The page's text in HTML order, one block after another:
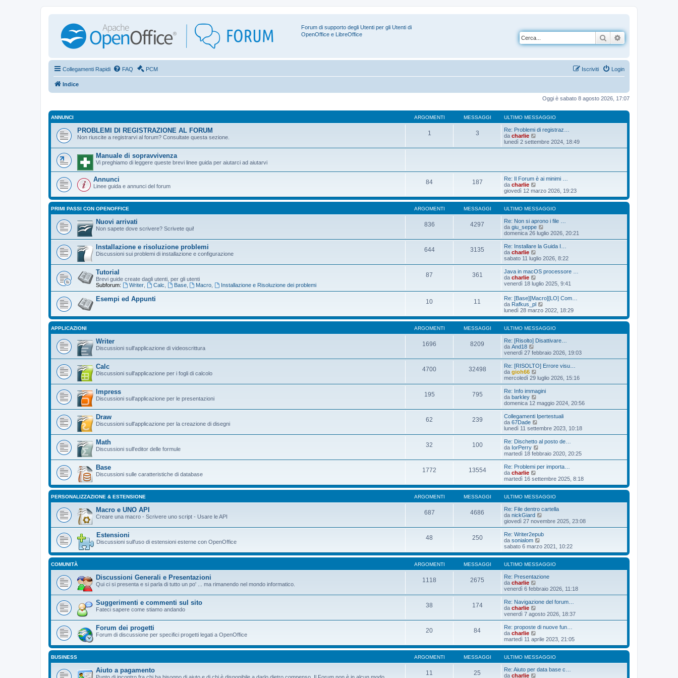
Forum di supporto degli Utenti per gli Utenti di
OpenOffice e LibreOffice
Cerca
Collegamenti Rapidi FAQ PCM Login
Iscriviti
Indice
Oggi è sabato 8 agosto 2026, 17:07
ANNUNCI ARGOMENTI MESSAGGI ULTIMO MESSAGGIO
PROBLEMI DI REGISTRAZIONE AL FORUM
Non riuscite a registrarvi al forum? Consultate questa sezione.
1 3
Re: Problemi di registraz…
da charlie
e
d
t
i
o
m
e
s
s
a
g
g
i
o
lunedì 2 settembre 2024, 18:49
Manuale di sopravvivenza
Vi preghiamo di leggere queste brevi linee guida per aiutarci ad aiutarvi
Annunci
Linee guida e annunci del forum
84 187
Re: Il Forum è ai minimi …
da charlie
e
d
i
u
l
t
i
m
o
m
s
a
g
g
i
o
giovedì 12 marzo 2026, 19:23
PRIMI PASSI CON OPENOFFICE ARGOMENTI MESSAGGI ULTIMO MESSAGGIO
Nuovi arrivati
Non sapete dove scrivere? Scrivete qui!
836 4297
Re: Non si aprono i file …
da giu_seppe
e
d
i
l
m
o
m
e
s
a
g
g
i
o
domenica 26 luglio 2026, 20:21
Installazione e risoluzione problemi
Discussioni sui problemi di installazione e configurazione
644 3135
Re: Installare la Guida I…
da charlie
e
d
i
l
t
i
m
o
m
e
s
a
g
i
o
sabato 11 luglio 2026, 8:22
Tutorial
Brevi guide create dagli utenti, per gli utenti
Subforum:
Writer, Calc Base, Macro Installazione e Risoluzione dei problemi
87 361
Java in macOS processore …
da charlie
e
u
t
i
m
o
m
e
s
s
a
g
i
o
venerdì 18 luglio 2025, 9:41
Esempi ed Appunti 10 11
Re: [Base][Macro][LO] Com…
da Rafkus_pl
e
d
i
u
l
t
m
o
m
s
s
a
g
i
lunedì 28 marzo 2022, 18:29
APPLICAZIONI ARGOMENTI MESSAGGI ULTIMO MESSAGGIO
Writer
Discussioni sull'applicazione di videoscrittura
1696 8209
Re: [Risolto] Disattivare…
da And18
e
d
i
u
l
m
o
m
s
s
a
g
g
i
o
venerdì 27 febbraio 2026, 19:03
Calc
Discussioni sull'applicazione per i fogli di calcolo
4700 32498
Re: [RISOLTO] Errore visu…
da gioh66
e
d
i
u
l
i
m
o
m
s
s
a
g
g
o
mercoledì 29 luglio 2026, 15:16
Impress
Discussioni sull'applicazione per le presentazioni
195 795
Re: Info immagini
da barkley
e
d
i
u
l
m
o
m
s
a
g
i
domenica 12 maggio 2024, 20:56
Draw
Discussioni sull'applicazione per la creazione di disegni
62 239
Collegamenti Ipertestuali
da 67Dade
e
d
u
l
m
o
m
e
s
s
g
g
i
lunedì 11 settembre 2023, 10:18
Math
Discussioni sull'editor delle formule
32 100
Re: Dischetto al posto de…
da IorPerry
e
d
i
l
i
m
o
m
e
s
a
g
g
i
o
martedì 18 febbraio 2020, 20:25
Base
Discussioni sulle caratteristiche di database
1772 13554
Re: Problemi per importa…
da charlie
e
d
i
u
l
t
i
m
o
m
e
s
a
g
g
i
martedì 16 settembre 2025, 8:18
PERSONALIZZAZIONE & ESTENSIONE ARGOMENTI MESSAGGI ULTIMO MESSAGGIO
Macro e UNO API
Creare una macro - Scrivere uno script - Usare le API
687 4686
Re: File dentro cartella
da nickGiard
e
d
i
i
m
o
m
s
g
i
giovedì 27 novembre 2025, 23:08
Estensioni
Discussioni sull'uso di estensioni esterne con OpenOffice
48 250
Re: Writer2epub
da sonialom
e
d
i
u
l
t
m
o
m
s
a
g
g
i
o
sabato 6 marzo 2021, 10:22
COMUNITÀ ARGOMENTI MESSAGGI ULTIMO MESSAGGIO
Discussioni Generali e Presentazioni
Qui ci si presenta e si parla di tutto un po' ... ma rimanendo nel mondo informatico.
1118 2675
Re: Presentazione
da charlie
e
d
i
l
m
o
m
e
s
s
a
g
venerdì 6 febbraio 2026, 11:18
Suggerimenti e commenti sul sito
Fateci sapere come stiamo andando
38 174
Re: Navigazione del forum…
da charlie
e
d
i
l
i
m
o
m
venerdì 7 agosto 2026, 18:37
Forum dei progetti
Forum di discussione per specifici progetti legati a OpenOffice
20 84
Re: proposte di nuove fun…
da charlie
e
d
i
u
l
t
martedì 11 aprile 2023, 21:05
BUSINESS ARGOMENTI MESSAGGI ULTIMO MESSAGGIO
Aiuto a pagamento
Punto di incontro fra chi ha bisogno di aiuto e di chi è disponibile a darlo dietro compenso. Il Forum non è in alcun modo
11 25
Re: Aiuto per data base c…
da charlie